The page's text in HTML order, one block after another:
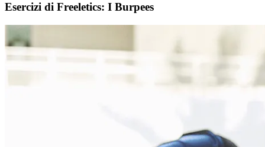
Esercizi di Freeletics: I Burpees